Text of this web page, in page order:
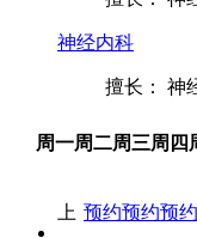
神经内科
擅长： 神
周一周二周三周四
上 预约预约预约